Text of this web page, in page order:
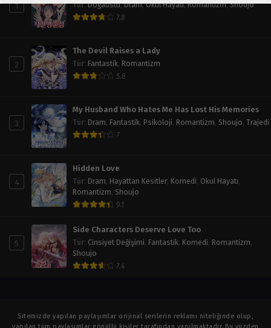
1 Tür:Doğaüstü,Dram,Okul Hayatı,Romantizm,Shoujo
7.8
2
The Devil Raises a Lady
Tür: Fantastik, Romantizm
5.8
3
My Husband Who Hates Me Has Lost His Memories
Tür: Dram, Fantastik, Psikoloji, Romantizm, Shoujo, Trajedi
7
4
Hidden Love
Tür: Dram, Hayattan Kesitler, Komedi, Okul Hayatı,
Romantizm, Shoujo
9.1
5
Side Characters Deserve Love Too
Tür: Cinsiyet Değişimi, Fantastik, Komedi, Romantizm,
Shoujo
7.4
Sitemizde yapılan paylaşımlar orijinal serilerin reklamı niteliğinde olup,